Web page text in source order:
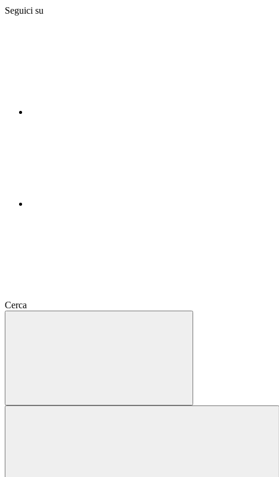
Seguici su
Cerca